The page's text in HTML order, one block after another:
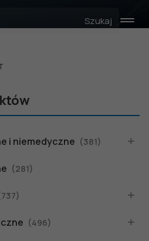
Szukaj
i niemedyczne (381)
(281)
(496)